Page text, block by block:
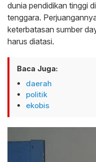
dunia pendidikan tinggi
tenggara.
keterbatasan sumber
harus diatasi.
Baca Juga:
daerah
politik
ekobis